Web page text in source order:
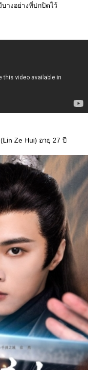
างอย่างที่ปกปิดไว้
Ze Hui) อายุ 27 ปี